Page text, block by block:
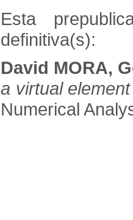
Esta
definitiva(s):
David MORA,
a virtual
Numerical